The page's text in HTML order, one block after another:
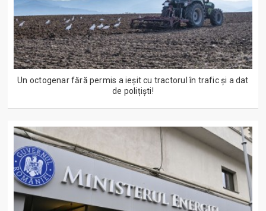
Un octogenar fără permis a ieșit cu tractorul în trafic și a dat
de polițiști!